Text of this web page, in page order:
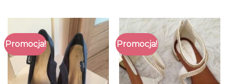
Promocja! Promocja!